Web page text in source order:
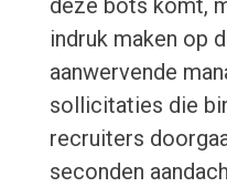
deze bots komt,
indruk maken op
aanwervende
sollicitaties die
recruiters
seconden